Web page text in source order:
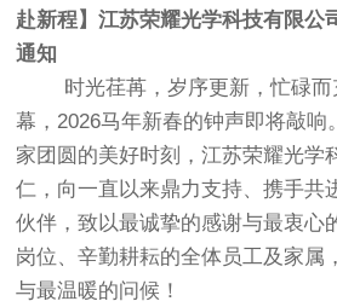
赴新程】江苏荣耀光学科技有限公
通知
时光荏苒，岁序更新，忙碌而
幕，2026马年新春的钟声即将敲响
家团圆的美好时刻，江苏荣耀光学
仁，向一直以来鼎力支持、携手共
伙伴，致以最诚挚的感谢与最衷心
岗位、辛勤耕耘的全体员工及家属
与最温暖的问候！